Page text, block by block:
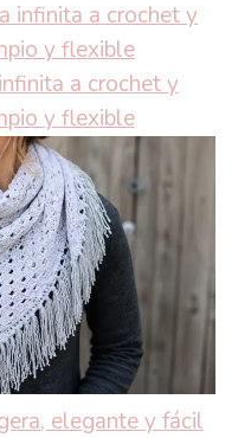
a crochet y
y flexible
elegante y fácil